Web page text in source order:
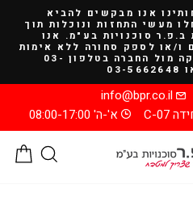
אנו מבקשים להביא
מעשי התחזות ונוכלות תוך
סוכנויות בע"מ. אנו
ו/או לספק סחורה ללא אימות
מוקדם של פרטי העיסקה מול החברה בטלפון 03-
info@bpr.co.il
א'-ה' 08:00-17:00